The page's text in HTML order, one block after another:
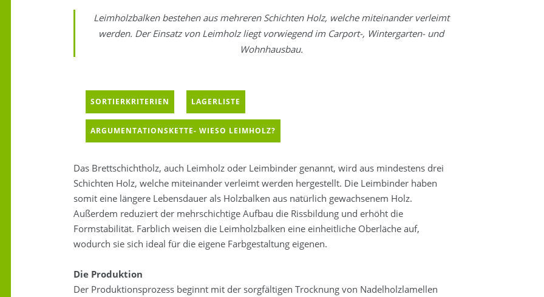
Leimholzbalken bestehen aus mehreren Schichten Holz, welche miteinander verleimt
werden. Der Einsatz von Leimholz liegt vorwiegend im Carport-, Wintergarten- und
Wohnhausbau.
SORTIERKRITERIEN LAGERLISTE
ARGUMENTATIONSKETTE- WIESO LEIMHOLZ?
Das Brettschichtholz, auch Leimholz oder Leimbinder genannt, wird aus mindestens drei
Schichten Holz, welche miteinander verleimt werden hergestellt. Die Leimbinder haben
somit eine längere Lebensdauer als Holzbalken aus natürlich gewachsenem Holz.
Außerdem reduziert der mehrschichtige Aufbau die Rissbildung und erhöht die
Formstabilität. Farblich weisen die Leimholzbalken eine einheitliche Oberläche auf,
wodurch sie sich ideal für die eigene Farbgestaltung eigenen.
Die Produktion
Der Produktionsprozess beginnt mit der sorgfältigen Trocknung von Nadelholzlamellen